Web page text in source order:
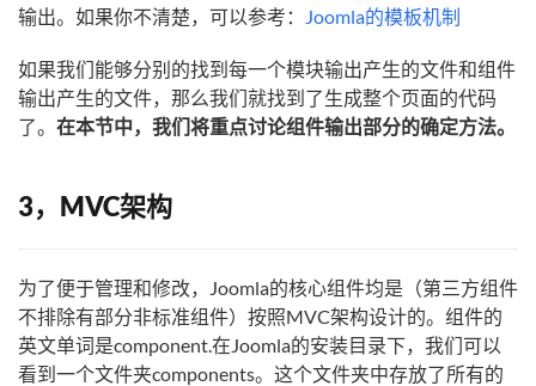
输出。如果你不清楚，可以参考：
Joomla的模板机制
如果我们能够分别的找到每一个模块输出产生的文件和组件
输出产生的文件，那么我们就找到了生成整个页面的代码
了。 在本节中，我们将重点讨论组件输出部分的确定方法。
3，MVC架构
为了便于管理和修改，Joomla的核心组件均是（第三方组件
不排除有部分非标准组件）按照MVC架构设计的。组件的
英文单词是component.在Joomla的安装目录下，我们可以
看到一个文件夹components。这个文件夹中存放了所有的